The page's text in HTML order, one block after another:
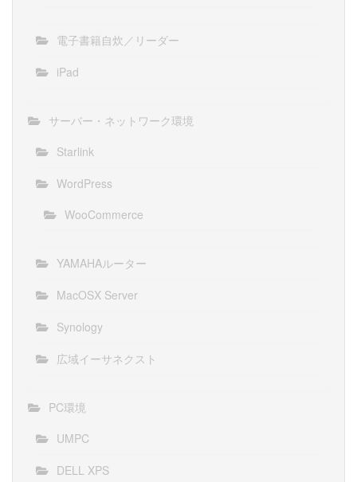
電子書籍自炊／リーダー
iPad
サーバー・ネットワーク環境
Starlink
WordPress
WooCommerce
YAMAHAルーター
MacOSX Server
Synology
広域イーサネクスト
PC環境
UMPC
DELL XPS